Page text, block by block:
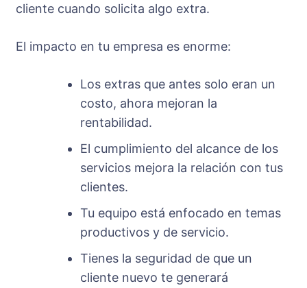
cliente cuando solicita algo extra.
El impacto en tu empresa es enorme:
Los extras que antes solo eran un
costo, ahora mejoran la
rentabilidad.
El cumplimiento del alcance de los
servicios mejora la relación con tus
clientes.
Tu equipo está enfocado en temas
productivos y de servicio.
Tienes la seguridad de que un
cliente nuevo te generará